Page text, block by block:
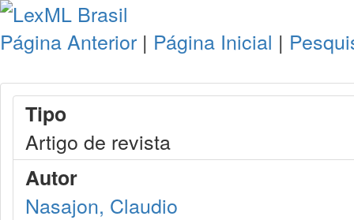
Página Anterior | Página Inicial |
Tipo
Artigo de revista
Autor
Nasajon, Claudio